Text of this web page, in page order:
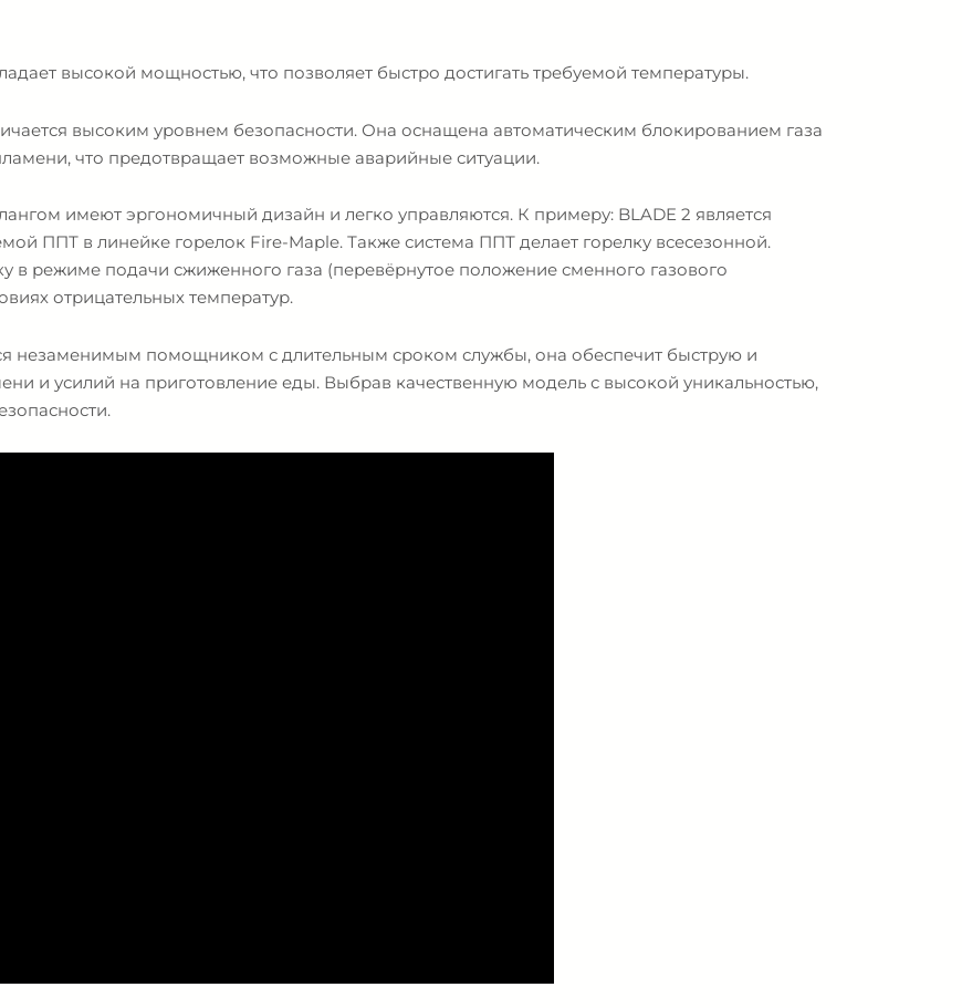
высокой мощностью, что позволяет быстро достигать требуемой температуры.
высоким уровнем безопасности. Она оснащена автоматическим блокированием газа
что предотвращает возможные аварийные ситуации.
имеют эргономичный дизайн и легко управляются. К примеру: BLADE 2 является
ППТ в линейке горелок Fire-Maple. Также система ППТ делает горелку всесезонной.
в режиме подачи сжиженного газа (перевёрнутое положение сменного газового
отрицательных температур.
незаменимым помощником с длительным сроком службы, она обеспечит быструю и
и усилий на приготовление еды. Выбрав качественную модель с высокой уникальностью,